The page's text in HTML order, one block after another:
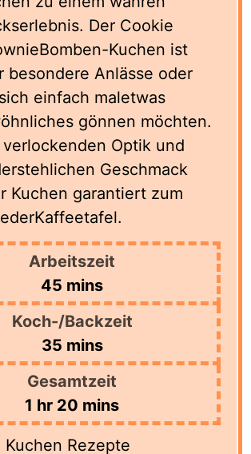
Der Cookie
Kuchen ist
besondere Anlässe oder
einfach maletwas
gönnen möchten.
Optik und
Geschmack
Kuchen garantiert zum
Arbeitszeit
45 minutes
mins
Koch-/Backzeit
35minutes
mins
Gesamtzeit
1 hour
hr 20 minutes
mins
Kuchen Rezepte